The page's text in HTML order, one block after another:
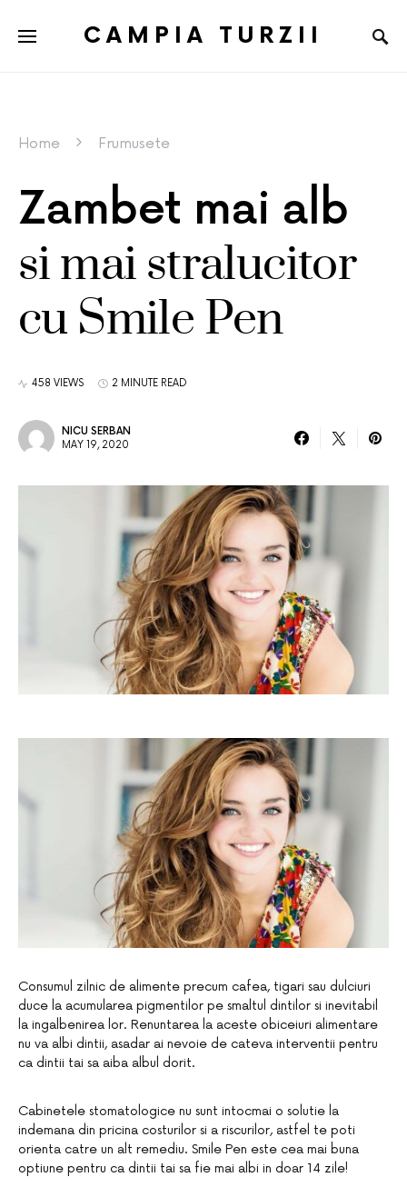
CAMPIA TURZII
Home Frumusete
Zambet mai alb
si mai stralucitor
cu Smile Pen
458 VIEWS 2 MINUTE READ
NICU SERBAN
MAY 19, 2020
Consumul zilnic de alimente precum cafea, tigari sau dulciuri
duce la acumularea pigmentilor pe smaltul dintilor si inevitabil
la ingalbenirea lor. Renuntarea la aceste obiceiuri alimentare
nu va albi dintii, asadar ai nevoie de cateva interventii pentru
ca dintii tai sa aiba albul dorit.
Cabinetele stomatologice nu sunt intocmai o solutie la
indemana din pricina costurilor si a riscurilor, astfel te poti
orienta catre un alt remediu. Smile Pen este cea mai buna
optiune pentru ca dintii tai sa fie mai albi in doar 14 zile!